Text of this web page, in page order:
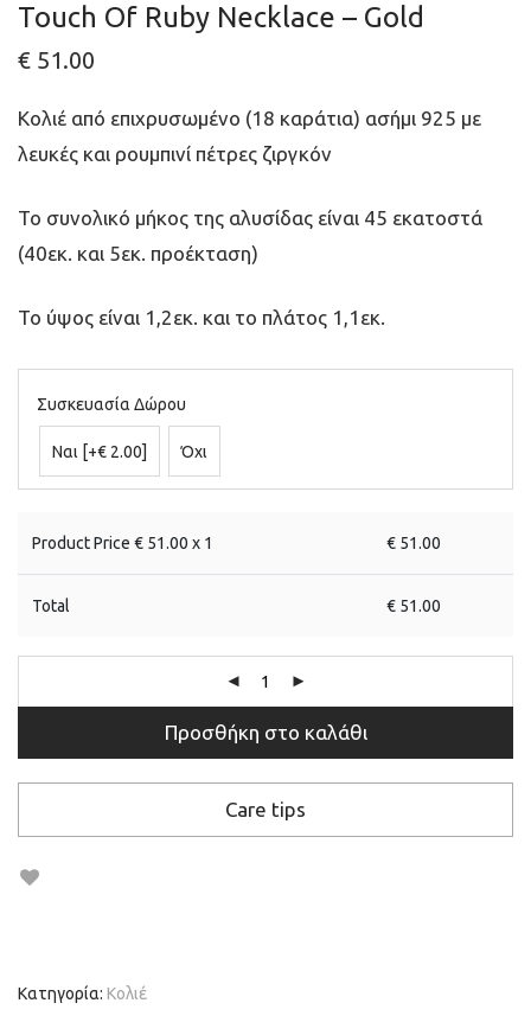
Touch Of Ruby Necklace – Gold
€ 51.00
Κολιέ από επιχρυσωμένο (18 καράτια) ασήμι 925 με
λευκές και ρουμπινί πέτρες ζιργκόν
Το συνολικό μήκος της αλυσίδας είναι 45 εκατοστά
(40εκ. και 5εκ. προέκταση)
Το ύψος είναι 1,2εκ. και το πλάτος 1,1εκ.
Συσκευασία Δώρου
Ναι [+€ 2.00] Όχι
Product Price € 51.00 x 1 € 51.00
Total € 51.00
Προσθήκη στο καλάθι
Care tips
Κατηγορία: Κολιέ